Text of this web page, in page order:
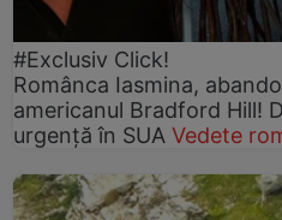
#Exclusiv Click!
Românca Iasmina,
americanul Bradford Hill!
urgență în SUA Vedete